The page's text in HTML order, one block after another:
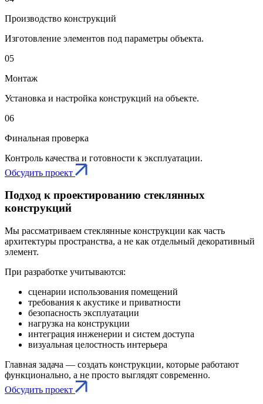
Производство конструкций
Изготовление элементов под параметры объекта.
05
Монтаж
Установка и настройка конструкций на объекте.
06
Финальная проверка
Контроль качества и готовности к эксплуатации.
Обсудить проект
Подход к проектированию стеклянных
конструкций
Мы рассматриваем стеклянные конструкции как часть
архитектуры пространства, а не как отдельный декоративный
элемент.
При разработке учитываются:
сценарии использования помещений
требования к акустике и приватности
безопасность эксплуатации
нагрузка на конструкции
интеграция инженерии и систем доступа
визуальная целостность интерьера
Главная задача — создать конструкции, которые работают
функционально, а не просто выглядят современно.
Обсудить проект